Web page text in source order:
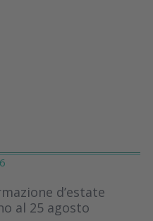
d’estate
al 25 agosto